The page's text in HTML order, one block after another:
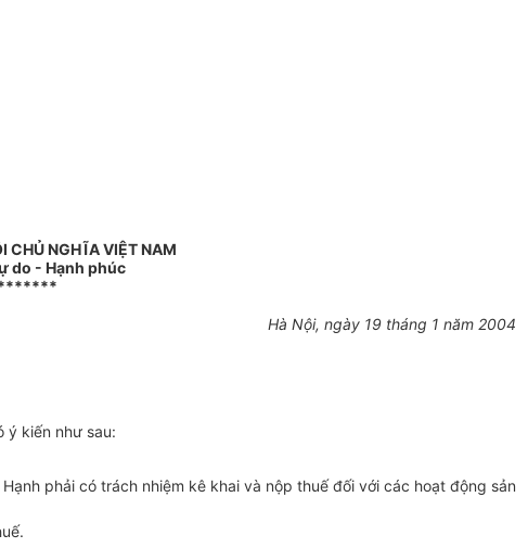
CHỦ NGHĨA VIỆT NAM
do - Hạnh phúc
Hà Nội, ngày 19 tháng 1 năm 2004
ý kiến như sau:
phải có trách nhiệm kê khai và nộp thuế đối với các hoạt động sản